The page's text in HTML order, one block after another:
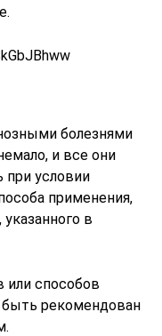
болезнями
и все они
условии
применения,
в
или способов
быть рекомендован